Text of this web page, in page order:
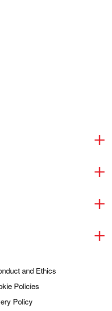
and Ethics
Policies
Policy